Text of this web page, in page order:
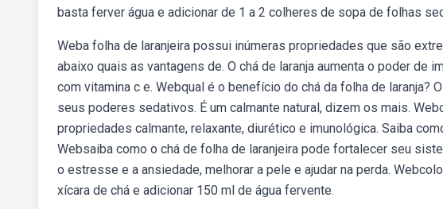
basta ferver água e adicionar de 1 a 2 colheres de sopa de folhas
Weba folha de laranjeira possui inúmeras propriedades que são
abaixo quais as vantagens de. O chá de laranja aumenta o poder de
com vitamina c e. Webqual é o benefício do chá da folha de laranja?
seus poderes sedativos. É um calmante natural, dizem os mais.
propriedades calmante, relaxante, diurético e imunológica. Saiba
Websaiba como o chá de folha de laranjeira pode fortalecer seu
o estresse e a ansiedade, melhorar a pele e ajudar na perda.
xícara de chá e adicionar 150 ml de água fervente.